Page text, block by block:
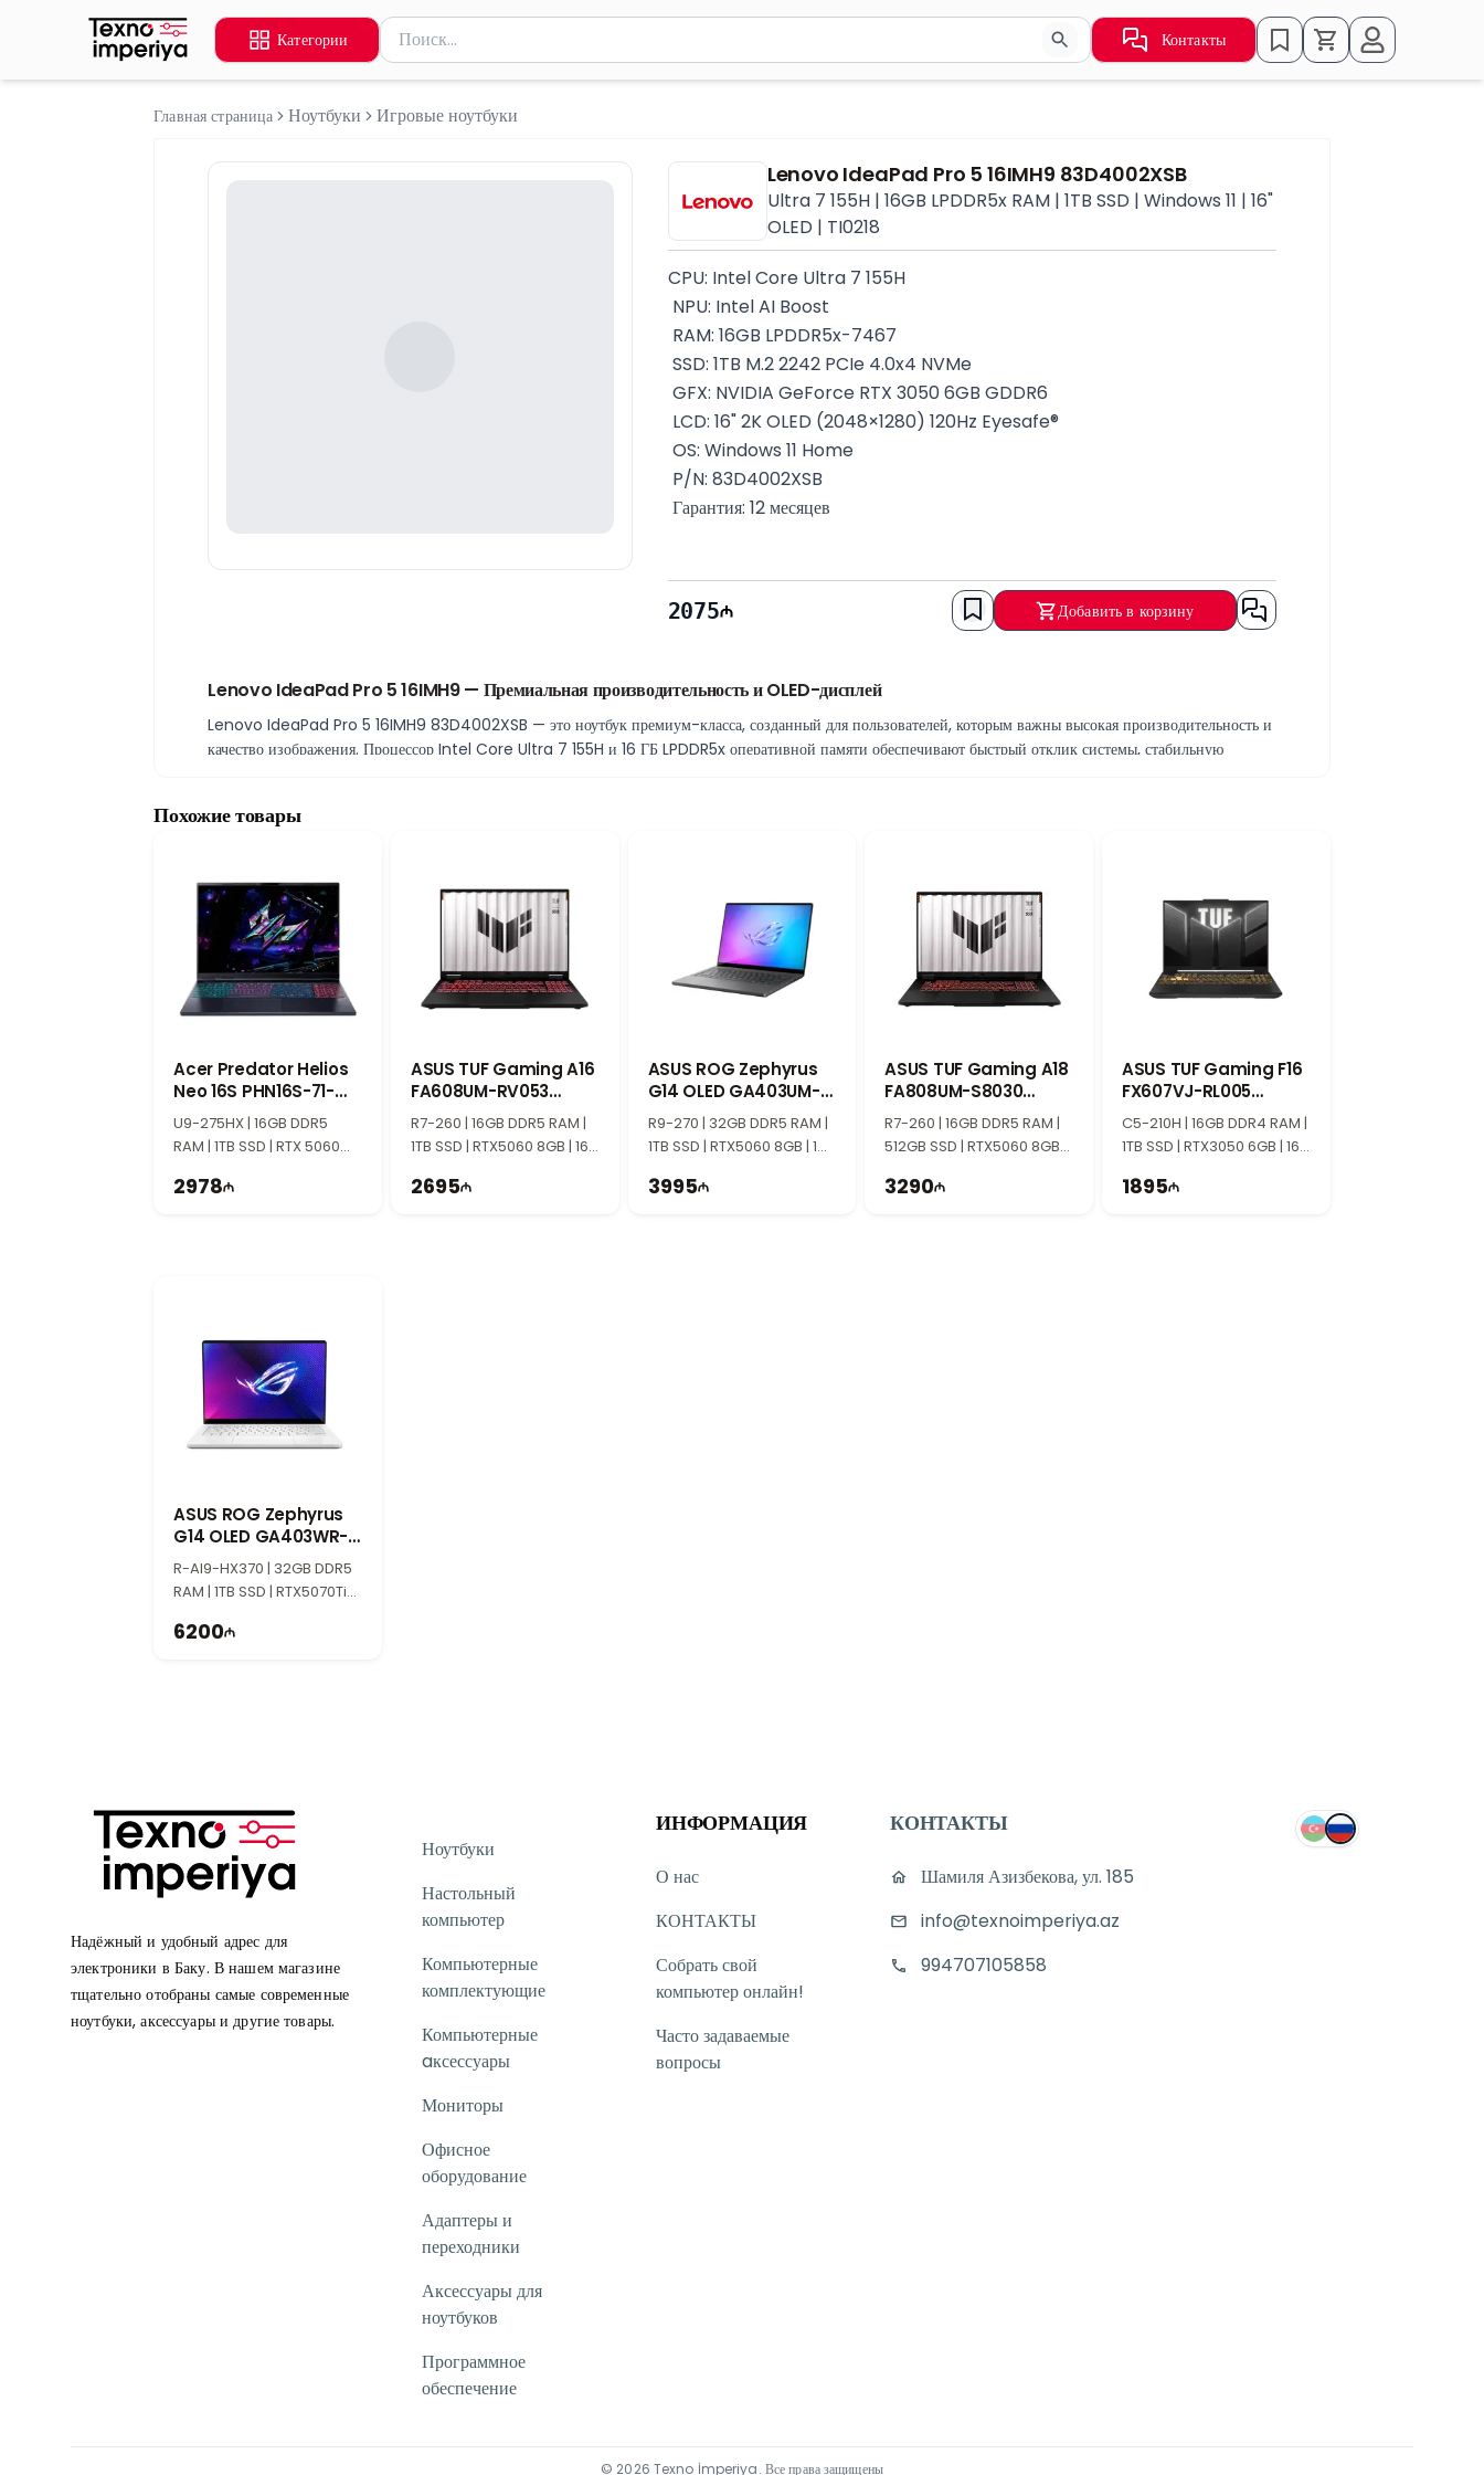
Категории
Поиск товаров
Введите минимум 2 символа для поиска. Нажмите Enter для отправки или используйте стрелки для навигации по результатам.
Контакты
Главная страница Ноутбуки Игровые ноутбуки
Lenovo IdeaPad Pro 5 16IMH9 83D4002XSB
Ultra 7 155H | 16GB LPDDR5x RAM | 1TB SSD | Windows 11 | 16"
OLED | TI0218
CPU: Intel Core Ultra 7 155H
NPU: Intel AI Boost
RAM: 16GB LPDDR5x-7467
SSD: 1TB M.2 2242 PCIe 4.0x4 NVMe
GFX: NVIDIA GeForce RTX 3050 6GB GDDR6
LCD: 16" 2K OLED (2048×1280) 120Hz Eyesafe®
OS: Windows 11 Home
P/N: 83D4002XSB
Гарантия: 12 месяцев
2075 Добавить в корзину
Lenovo IdeaPad Pro 5 16IMH9 — Премиальная производительность и OLED-дисплей
Lenovo IdeaPad Pro 5 16IMH9 83D4002XSB — это ноутбук премиум-класса, созданный для пользователей, которым важны высокая производительность и
качество изображения. Процессор Intel Core Ultra 7 155H и 16 ГБ LPDDR5x оперативной памяти обеспечивают быстрый отклик системы, стабильную
16-дюймовый OLED-дисплей с профессиональной цветопередачей
работы с мультимедиа, дизайна и других творческих задач, где важна точность изображения и визуальное качество.
Премиальный дизайн и расширенные возможности
Серия IdeaPad Pro отличается более высоким уровнем исполнения по сравнению с классическими ноутбуками. Тонкий корпус, современные материалы и
сбалансированная производительность делают эту модель отличным выбором для студентов, специалистов и креативных пользователей.
Похожие товары
Acer Predator Helios
Neo 16S PHN16S-71-
91AW NH.U0MAA.001
U9-275HX | 16GB DDR5
RAM | 1TB SSD | RTX 5060
Win11
2978
ASUS TUF Gaming A16
FA608UM-RV053
90NR0KV1-M005H0
R7-260 | 16GB DDR5 RAM |
1TB SSD | RTX5060 8GB | 16"
2695
ASUS ROG Zephyrus
G14 OLED GA403UM-
QS004 90NR0M81-
M00270
R9-270 | 32GB DDR5 RAM |
1TB SSD | RTX5060 8GB | 14"
3995
ASUS TUF Gaming A18
FA808UM-S8030
90NR0NN1-M001M0
R7-260 | 16GB DDR5 RAM |
512GB SSD | RTX5060 8GB |
3290
ASUS TUF Gaming F16
FX607VJ-RL005
90NR0MZ6-M00050
C5-210H | 16GB DDR4 RAM |
1TB SSD | RTX3050 6GB | 16"
1895
ASUS ROG Zephyrus
G14 OLED GA403WR-
QS126 90NR0M54-
M006F0
R-AI9-HX370 | 32GB DDR5
RAM | 1TB SSD | RTX5070Ti
6200
Надёжный и удобный адрес для
электроники в Баку. В нашем магазине
тщательно отобраны самые современные
ноутбуки, аксессуары и другие товары.
Ноутбуки
Настольный
компьютер
Компьютерные
комплектующие
Компьютерные
aксессуары
Мониторы
Офисное
оборудование
Адаптеры и
переходники
Аксессуары для
ноутбуков
Программное
обеспечение
ИНФОРМАЦИЯ
О нас
КОНТАКТЫ
Собрать свой
компьютер онлайн!
Часто задаваемые
вопросы
КОНТАКТЫ
Шамиля Азизбекова, ул. 185
info@texnoimperiya.az
994707105858
© 2026 Texno İmperiya. Все права защищены